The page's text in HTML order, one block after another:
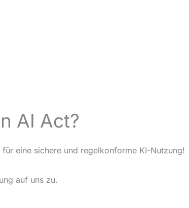
AI Act?
eine sichere und regelkonforme KI-Nutzung!
auf uns zu.